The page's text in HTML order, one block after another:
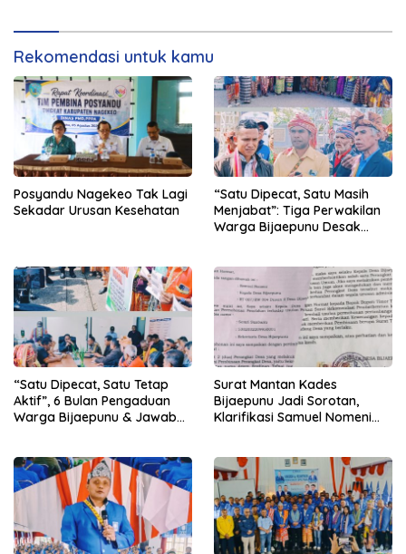
Rekomendasi untuk kamu
Posyandu Nagekeo Tak Lagi
Sekadar Urusan Kesehatan
“Satu Dipecat, Satu Masih
Menjabat”: Tiga Perwakilan
Warga Bijaepunu Desak
“Satu Dipecat, Satu Tetap
Aktif”, 6 Bulan Pengaduan
Warga Bijaepunu & Jawaban
Surat Mantan Kades
Bijaepunu Jadi Sorotan,
Klarifikasi Samuel Nomeni